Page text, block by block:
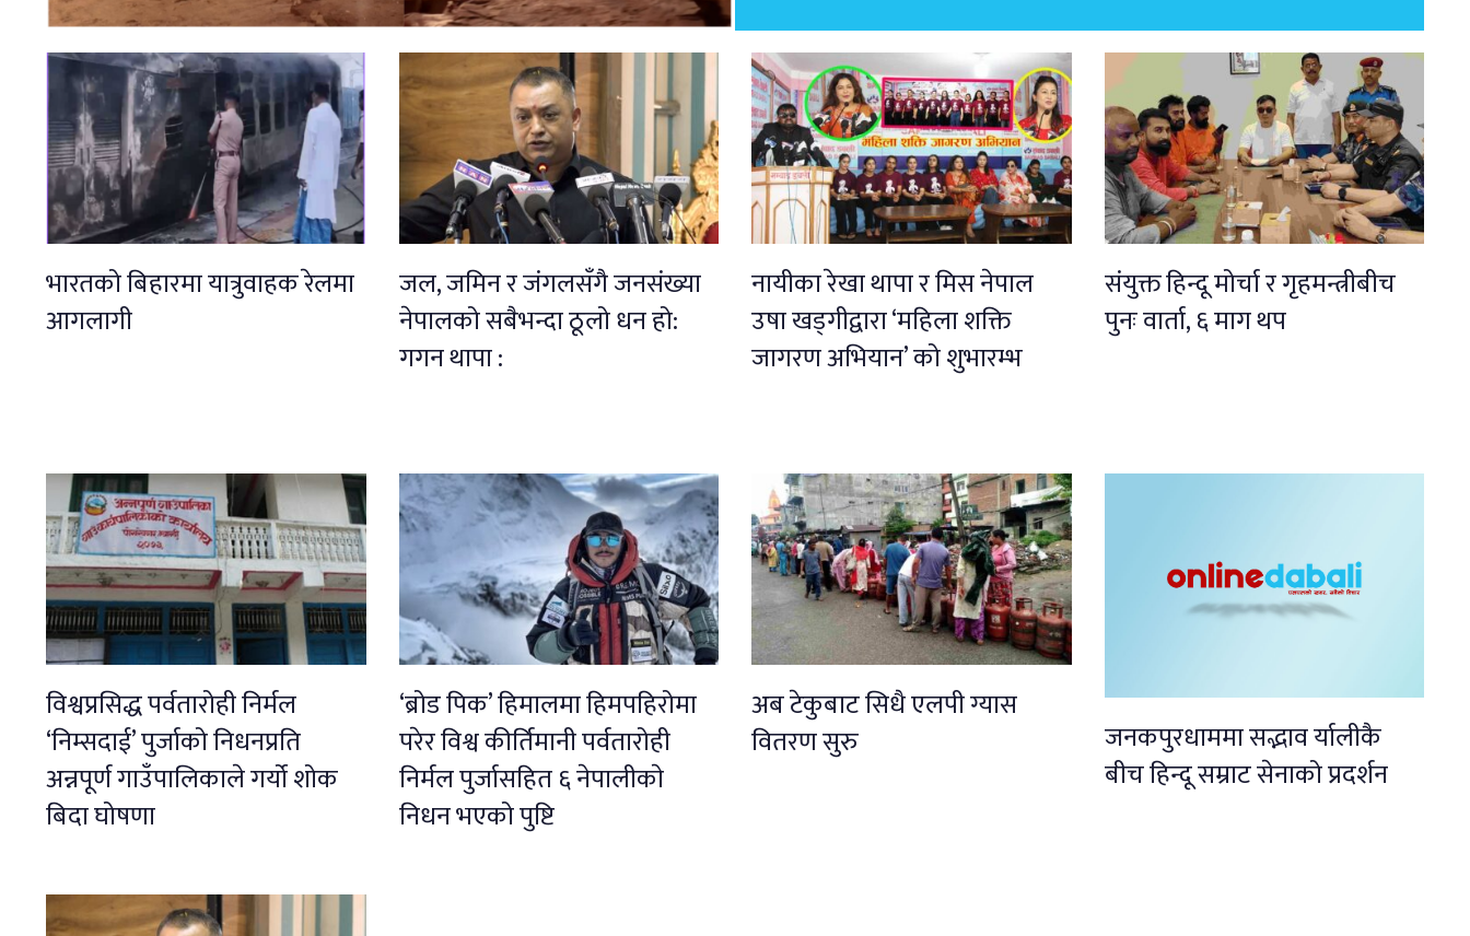
भारतको बिहारमा यात्रुवाहक रेलमा
आगलागी
जल, जमिन र जंगलसँगै जनसंख्या
नेपालको सबैभन्दा ठूलो धन हो:
गगन थापा :
नायीका रेखा थापा र मिस नेपाल
उषा खड्गीद्वारा ‘महिला शक्ति
जागरण अभियान’ को शुभारम्भ
संयुक्त हिन्दू मोर्चा र गृहमन्त्रीबीच
पुनः वार्ता, ६ माग थप
विश्वप्रसिद्ध पर्वतारोही निर्मल
‘निम्सदाई’ पुर्जाको निधनप्रति
अन्नपूर्ण गाउँपालिकाले गर्यो शोक
बिदा घोषणा
‘ब्रोड पिक’ हिमालमा हिमपहिरोमा
परेर विश्व कीर्तिमानी पर्वतारोही
निर्मल पुर्जासहित ६ नेपालीकाे
निधन भएको पुष्टि
अब टेकुबाट सिधै एलपी ग्यास
वितरण सुरु
जनकपुरधाममा सद्भाव र्यालीकै
बीच हिन्दू सम्राट सेनाको प्रदर्शन